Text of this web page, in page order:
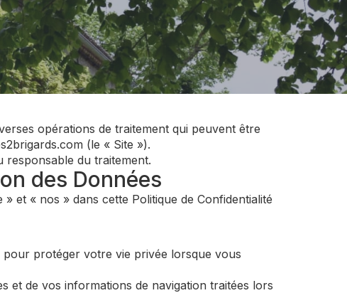
opérations de traitement qui peuvent être
(le « Site »).
du traitement.
des Données
et « nos » dans cette Politique de Confidentialité
protéger votre vie privée lorsque vous
et de vos informations de navigation traitées lors